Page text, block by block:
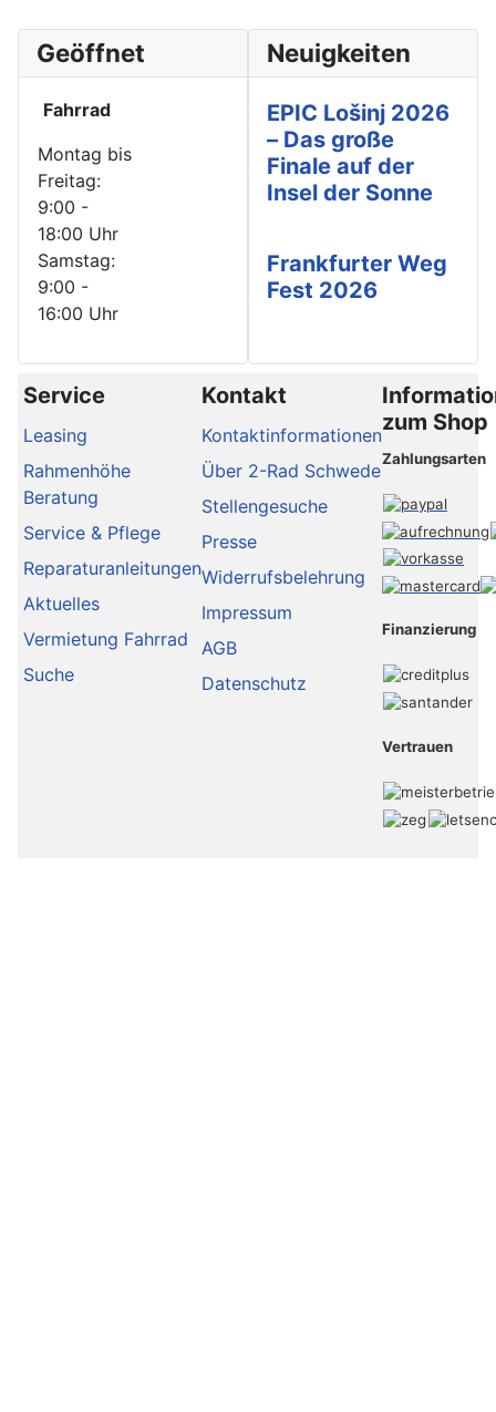
Geöffnet
Fahrrad
Montag bis
Freitag:
9:00 -
18:00 Uhr
Samstag:
9:00 -
16:00 Uhr
Neuigkeiten
EPIC Lošinj 2026
– Das große
Finale auf der
Insel der Sonne
Frankfurter Weg
Fest 2026
Service
Leasing
Rahmenhöhe
Beratung
Service & Pflege
Reparaturanleitungen
Aktuelles
Vermietung Fahrrad
Suche
Kontakt
Kontaktinformationen
Über 2-Rad Schwede
Stellengesuche
Presse
Widerrufsbelehrung
Impressum
AGB
Datenschutz
zum Shop
Zahlungsarten
Finanzierung
Vertrauen